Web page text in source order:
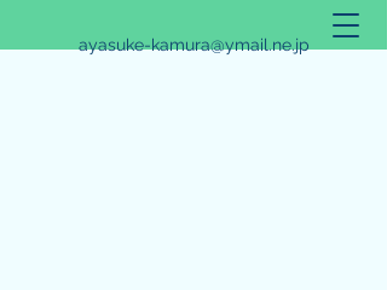
ayasuke-kamura@ymail.ne.jp